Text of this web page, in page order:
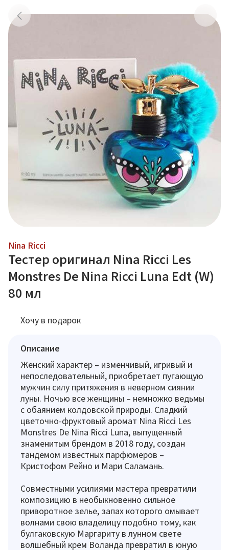
Nina Ricci
Тестер оригинал Nina Ricci Les
Monstres De Nina Ricci Luna Edt (W)
80 мл
Хочу в подарок
Описание
Женский характер – изменчивый, игривый и
непоследовательный, приобретает пугающую
мужчин силу притяжения в неверном сиянии
луны. Ночью все женщины – немножко ведьмы
с обаянием колдовской природы. Сладкий
цветочно-фруктовый аромат Nina Ricci Les
Monstres De Nina Ricci Luna, выпущенный
знаменитым брендом в 2018 году, создан
тандемом известных парфюмеров –
Кристофом Рейно и Мари Саламань.
Совместными усилиями мастера превратили
композицию в необыкновенно сильное
приворотное зелье, запах которого омывает
волнами свою владелицу подобно тому, как
булгаковскую Маргариту в лунном свете
волшебный крем Воланда превратил в юную